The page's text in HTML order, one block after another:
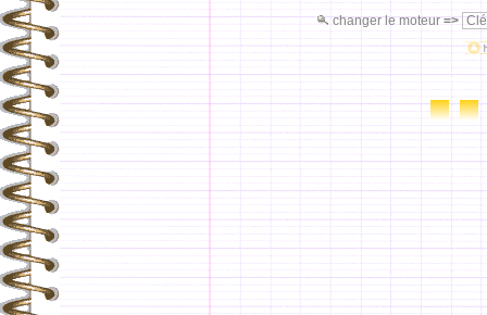
changer le moteur=>